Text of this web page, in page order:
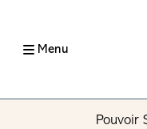
Menu
Pouvoir